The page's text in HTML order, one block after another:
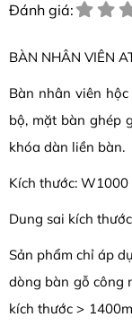
Đánh giá:
BÀN NHÂN VIÊN
Bàn nhân viên
bộ, mặt bàn ghép
khóa dàn liền bàn.
Kích thước:
Dung sai kích
Sản phẩm chỉ áp
dòng bàn gỗ công
kích thước >